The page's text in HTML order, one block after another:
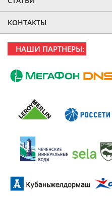
КОНТАКТЫ
НАШИ ПАРТНЕРЫ: